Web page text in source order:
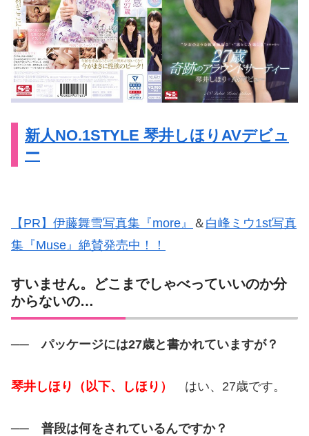
新人NO.1STYLE 琴井しほりAVデビュ
ー
【PR】伊藤舞雪写真集『more』 ＆ 白峰ミウ1st写真
集『Muse』絶賛発売中！！
すいません。どこまでしゃべっていいのか分
からないの…
── パッケージには27歳と書かれていますが？
琴井しほり（以下、しほり） はい、27歳です。
── 普段は何をされているんですか？